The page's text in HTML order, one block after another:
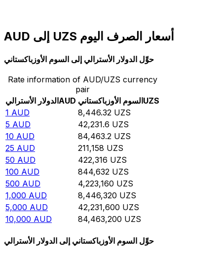
AUD إلى UZS أسعار الصرف اليوم
حوِّل الدولار الأسترالي إلى السوم الأوزباكستاني
Rate information of AUD/UZS currency
pair
الدولار الأستراليAUD السوم الأوزباكستانيUZS
1 AUD 8,446.32 UZS
5 AUD 42,231.6 UZS
10 AUD 84,463.2 UZS
25 AUD 211,158 UZS
50 AUD 422,316 UZS
100 AUD 844,632 UZS
500 AUD 4,223,160 UZS
1,000 AUD 8,446,320 UZS
5,000 AUD 42,231,600 UZS
10,000 AUD 84,463,200 UZS
حوِّل السوم الأوزباكستاني إلى الدولار الأسترالي